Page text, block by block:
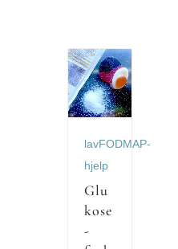
lavFODMAP-
hjelp
Glu
kose
-